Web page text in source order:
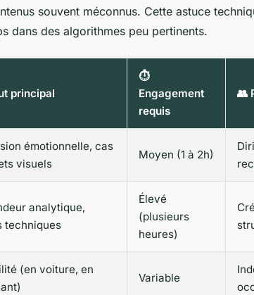
souvent méconnus. Cette astuce
dans des algorithmes peu pertinents.
principal
⏱️
Engagement
requis
👥
émotionnelle, cas
visuels
Moyen (1 à 2h)
analytique,
techniques
Élevé
(plusieurs
heures)
(en voiture, en
Variable